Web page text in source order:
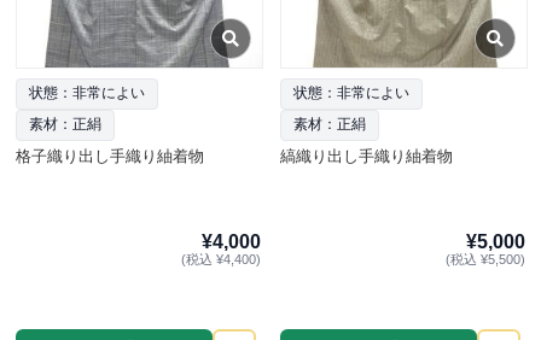
状態：非常によい
素材：正絹
格子織り出し手織り紬着物
¥4,000
(税込 ¥4,400)
状態：非常によい
素材：正絹
縞織り出し手織り紬着物
¥5,000
(税込 ¥5,500)